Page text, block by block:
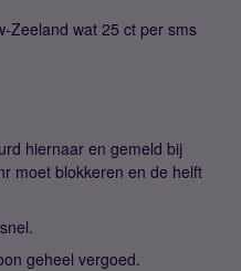
Zeeland wat 25 ct per sms
hiernaar en gemeld bij
moet blokkeren en de helft
geheel vergoed.